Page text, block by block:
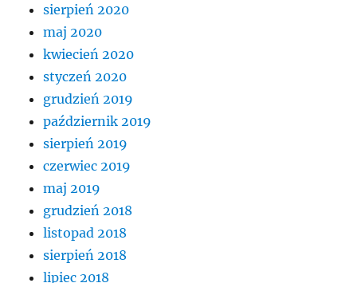
sierpień 2020
maj 2020
kwiecień 2020
styczeń 2020
grudzień 2019
październik 2019
sierpień 2019
czerwiec 2019
maj 2019
grudzień 2018
listopad 2018
sierpień 2018
lipiec 2018